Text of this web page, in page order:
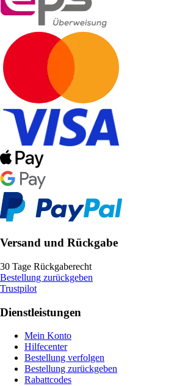
Versand und Rückgabe
30 Tage Rückgaberecht
Bestellung zurückgeben
Trustpilot
Dienstleistungen
Mein Konto
Hilfecenter
Bestellung verfolgen
Bestellung zurückgeben
Rabattcodes